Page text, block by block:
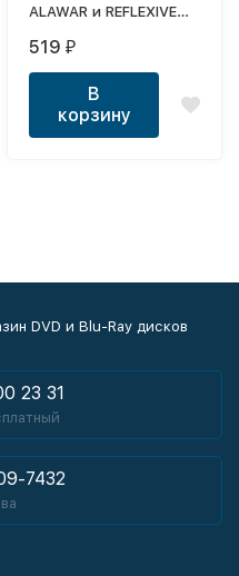
ALAWAR и REFLEXIVE
519 ₽
В
корзину
DVD и Blu-Ray дисков
23 31
7432